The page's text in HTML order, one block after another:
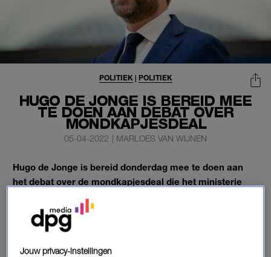
HUGO DE JONGE IS BEREID MEE
TE DOEN AAN DEBAT OVER
MONDKAPJESDEAL
POLITIEK| POLITIEK
05-04-2022 | MARLOES VAN WIJNEN
Hugo de Jonge is bereid donderdag mee te doen aan
het debat over de mondkapjesdeal die het ministerie
meldt de minister op Twitter.
De Jonge (inmiddels minister van Volkshuisvesting) stelt dat
het ‘staatsrechtelijk ongebruikelijk is’ om aan het debat mee te
Jouw privacy-instellingen